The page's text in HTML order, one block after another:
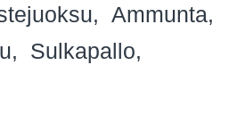
Ammunta
Sulkapallo